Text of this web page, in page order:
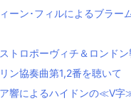
ーン･フィルによるブラー
トロポーヴィチ＆ロンド
ン協奏曲第1,2番を聴いて
ア響によるハイドンの≪V